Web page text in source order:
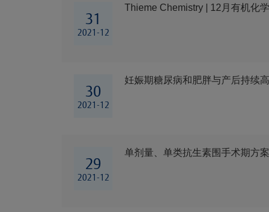
31
2021-12
Thieme Chemistry | 12月有机化
30
2021-12
妊娠期糖尿病和肥胖与产后持续
29
2021-12
单剂量、单类抗生素围手术期方